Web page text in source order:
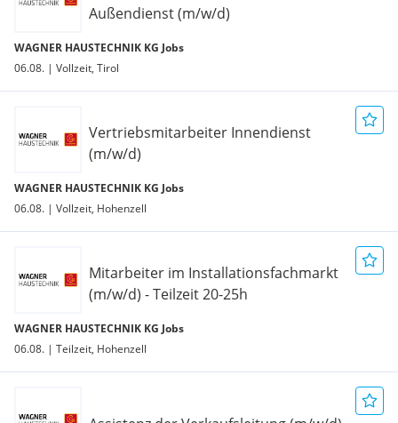
Mitarbeiterumfragen in regelmäßigen Intervallen
Gesundheitsangebote wie Gratis-Obst, Impfaktionen und
Gesundheitschecks
Karriereplanung und Entwicklungsprogramme für
Trainee- und Ausbildungsprogramme
Außendienst (m/w/d)
WAGNER HAUSTECHNIK KG Jobs
06.08. | Vollzeit, Tirol
Vertriebsmitarbeiter Innendienst
(m/w/d)
WAGNER HAUSTECHNIK KG Jobs
06.08. | Vollzeit, Hohenzell
Mitarbeiter im Installationsfachmarkt
(m/w/d) - Teilzeit 20-25h
WAGNER HAUSTECHNIK KG Jobs
06.08. | Teilzeit, Hohenzell